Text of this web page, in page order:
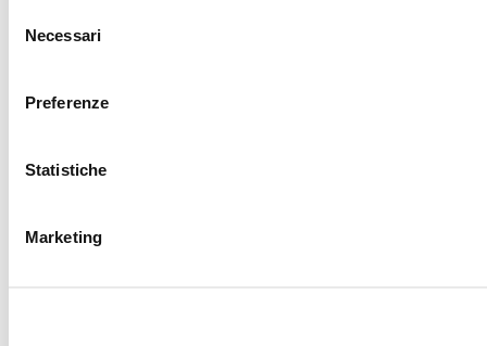
delNecessari
Preferenze
Statistiche
Marketing